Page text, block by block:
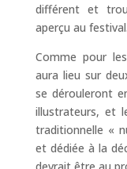
différent et
aperçu au festival.
Comme pour
aura lieu sur
se dérouleront
illustrateurs, et
traditionnelle «
et dédiée à la